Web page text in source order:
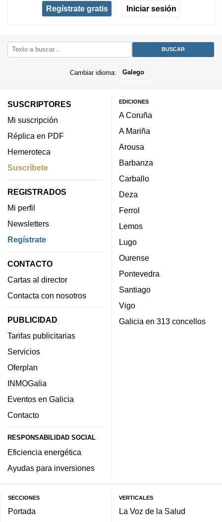
Regístrate gratis Iniciar sesión
Cambiar idioma: Galego
SUSCRIPTORES
Mi suscripción
Réplica en PDF
Hemeroteca
Suscríbete
REGISTRADOS
Mi perfil
Newsletters
Regístrate
CONTACTO
Cartas al director
Contacta con nosotros
PUBLICIDAD
Tarifas publicitarias
Servicios
Oferplan
INMOGalia
Eventos en Galicia
Contacto
RESPONSABILIDAD SOCIAL
Eficiencia energética
Ayudas para inversiones
EDICIONES
A Coruña
A Mariña
Arousa
Barbanza
Carballo
Deza
Ferrol
Lemos
Lugo
Ourense
Pontevedra
Santiago
Vigo
Galicia en 313 concellos
SECCIONES
Portada
VERTICALES
La Voz de la Salud